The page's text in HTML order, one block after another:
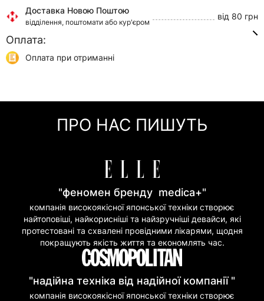
Доставка Новою Поштою
відділення, поштомати або кур'єром
від 80 грн
Доставка Укр Поштою
Оплата:
Оплата при отриманні
Покупка частинами (Моно Банк)
ПРО НАС ПИШУТЬ
"феномен бренду medica+"
компанія високоякісної японської техніки створює
найтоповіші, найкорисніші та найзручніші девайси, які
протестовані та схвалені провідними лікарями, щодня
покращують якість життя та економлять час.
"надійна техніка від надійної компанії "
компанія високоякісної японської техніки створює